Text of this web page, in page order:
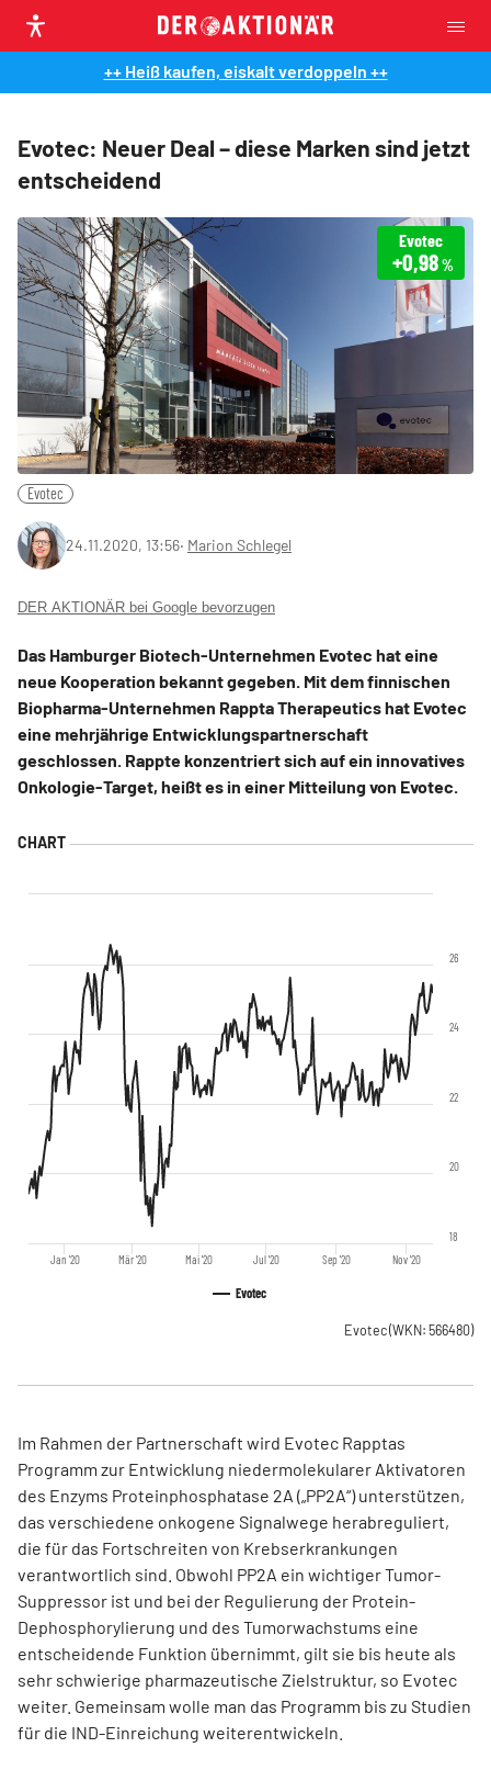
++ Heiß kaufen, eiskalt verdoppeln ++
Evotec: Neuer Deal – diese Marken sind jetzt
entscheidend
Evotec
+0,98%
Evotec
24.11.2020, 13:56‧ Marion Schlegel
DER AKTIONÄR bei Google bevorzugen
Das Hamburger Biotech-Unternehmen Evotec hat eine
neue Kooperation bekannt gegeben. Mit dem finnischen
Biopharma-Unternehmen Rappta Therapeutics hat Evotec
eine mehrjährige Entwicklungspartnerschaft
geschlossen. Rappte konzentriert sich auf ein innovatives
Onkologie-Target, heißt es in einer Mitteilung von Evotec.
Evotec
Jan '20 Mär '20 Mai '20 Jul '20 Sep '20 Nov '20
18
20
22
24
26
Evotec(WKN: 566480)
Im Rahmen der Partnerschaft wird Evotec Rapptas
Programm zur Entwicklung niedermolekularer Aktivatoren
des Enzyms Proteinphosphatase 2A („PP2A“) unterstützen,
das verschiedene onkogene Signalwege herabreguliert,
die für das Fortschreiten von Krebserkrankungen
verantwortlich sind. Obwohl PP2A ein wichtiger Tumor-
Suppressor ist und bei der Regulierung der Protein-
Dephosphorylierung und des Tumorwachstums eine
entscheidende Funktion übernimmt, gilt sie bis heute als
sehr schwierige pharmazeutische Zielstruktur, so Evotec
weiter. Gemeinsam wolle man das Programm bis zu Studien
für die IND-Einreichung weiterentwickeln.